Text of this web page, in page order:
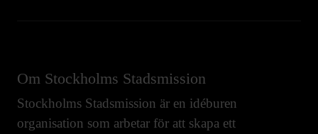
Om Stockholms Stadsmission
Stockholms Stadsmission är en idéburen
organisation som arbetar för att skapa ett